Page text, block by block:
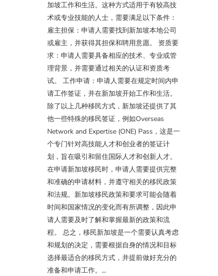
加坡工作和生活。这种方式适用于有较高技
术或专业技能的人士，需要满足以下条件：
雇主担保：申请人需要找到新加坡本地公司
或雇主，并获得其担保和聘用意愿。 资质要
求：申请人需要具备相应的技术、专业或管
理背景，并需要通过相关的认证和资质考
试。 工作申请：申请人需要在规定时间内申
请工作签证，并在新加坡开始工作和生活。
除了以上几种移民方式，新加坡还提供了其
他一些特殊的移民签证，例如Overseas
Network and Expertise (ONE) Pass，这是一
个专门针对高技能人才和创业者的签证计
划，旨在吸引和留住国际人才和创新人才。
在申请新加坡移民时，申请人需要提供完整
和准确的申请材料，并遵守相关的移民政策
和法规。新加坡移民政策和要求可能会随着
时间和国家情况的变化而有所调整，因此申
请人需要及时了解和掌握最新的政策和流
程。 总之，移民新加坡是一个需要认真考虑
和规划的决定，需要根据自身的情况和目标
选择最适合的移民方式，并提前做好充分的
准备和申请工作。...